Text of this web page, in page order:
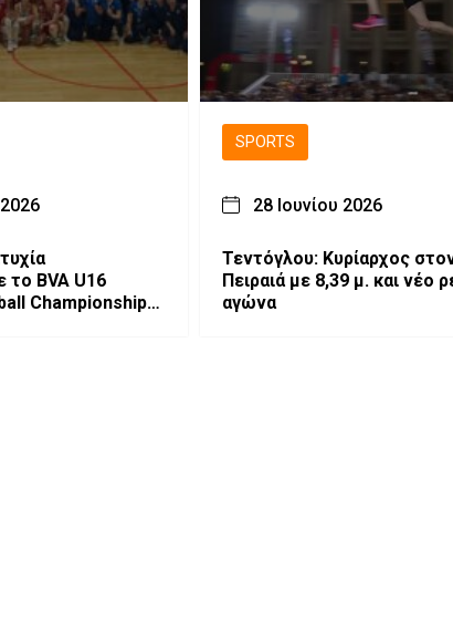
το BVA U16
Championships
SPORTS
28 Ιουνίου 2026
Τεντόγλου: Κυρίαρχος
Πειραιά με 8,39 μ. και νέο
αγώνα